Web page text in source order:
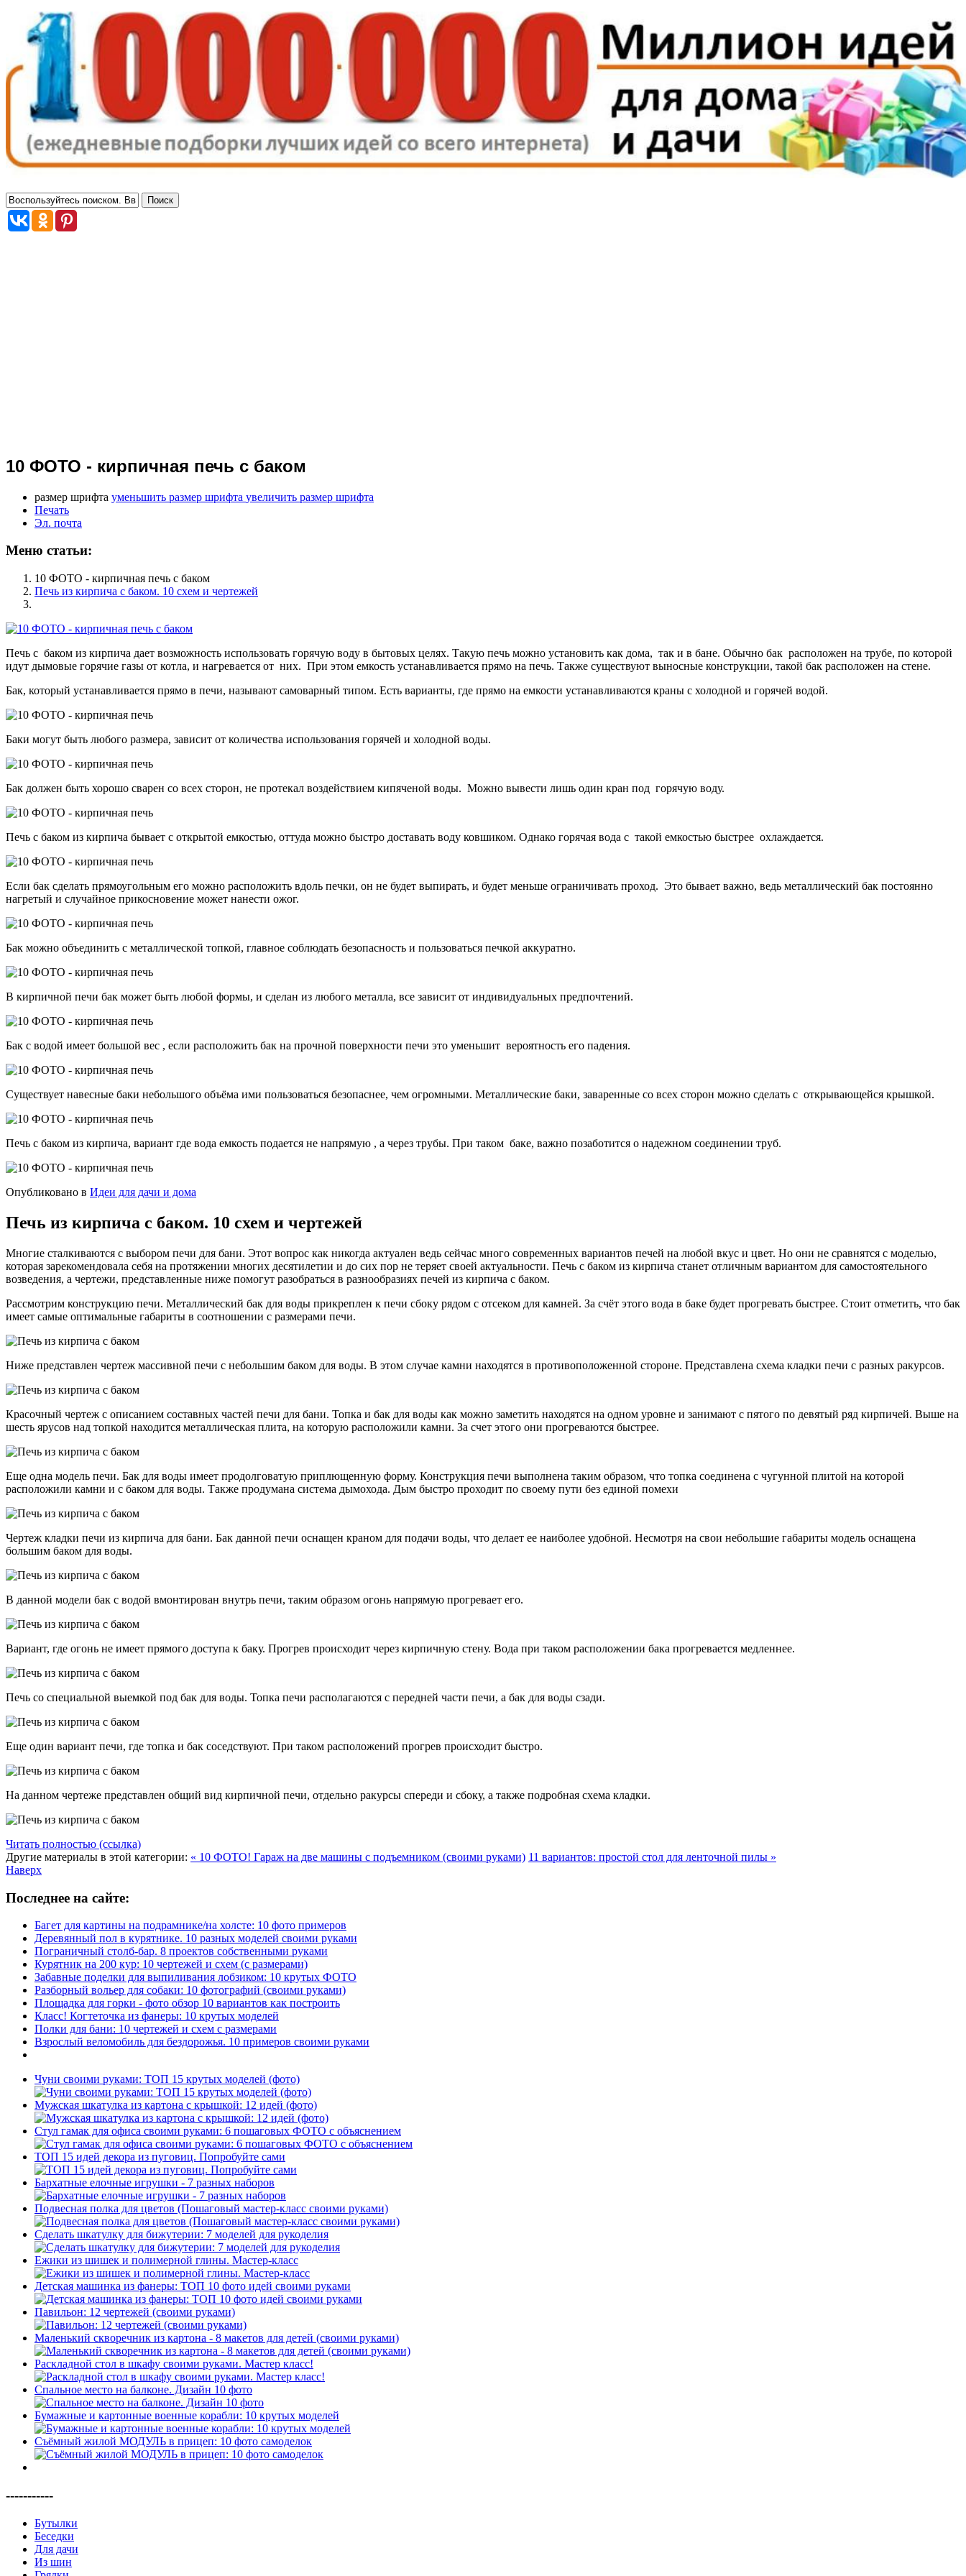
10 ФОТО - кирпичная печь с баком
размер шрифта уменьшить размер шрифта увеличить размер шрифта
Печать
Эл. почта
Меню статьи:
10 ФОТО - кирпичная печь с баком
Печь из кирпича с баком. 10 схем и чертежей
Печь с баком из кирпича дает возможность использовать горячую воду в бытовых целях. Такую печь можно установить как дома, так и в бане. Обычно бак расположен на трубе, по которой
идут дымовые горячие газы от котла, и нагревается от них. При этом емкость устанавливается прямо на печь. Также существуют выносные конструкции, такой бак расположен на стене.
Бак, который устанавливается прямо в печи, называют самоварный типом. Есть варианты, где прямо на емкости устанавливаются краны с холодной и горячей водой.
Баки могут быть любого размера, зависит от количества использования горячей и холодной воды.
Бак должен быть хорошо сварен со всех сторон, не протекал воздействием кипяченой воды. Можно вывести лишь один кран под горячую воду.
Печь с баком из кирпича бывает с открытой емкостью, оттуда можно быстро доставать воду ковшиком. Однако горячая вода с такой емкостью быстрее охлаждается.
Если бак сделать прямоугольным его можно расположить вдоль печки, он не будет выпирать, и будет меньше ограничивать проход. Это бывает важно, ведь металлический бак постоянно
нагретый и случайное прикосновение может нанести ожог.
Бак можно объединить с металлической топкой, главное соблюдать безопасность и пользоваться печкой аккуратно.
В кирпичной печи бак может быть любой формы, и сделан из любого металла, все зависит от индивидуальных предпочтений.
Бак с водой имеет большой вес , если расположить бак на прочной поверхности печи это уменьшит вероятность его падения.
Существует навесные баки небольшого объёма ими пользоваться безопаснее, чем огромными. Металлические баки, заваренные со всех сторон можно сделать с открывающейся крышкой.
Печь с баком из кирпича, вариант где вода емкость подается не напрямую , а через трубы. При таком баке, важно позаботится о надежном соединении труб.
Опубликовано в Идеи для дачи и дома
Печь из кирпича с баком. 10 схем и чертежей
Многие сталкиваются с выбором печи для бани. Этот вопрос как никогда актуален ведь сейчас много современных вариантов печей на любой вкус и цвет. Но они не сравнятся с моделью,
которая зарекомендовала себя на протяжении многих десятилетии и до сих пор не теряет своей актуальности. Печь с баком из кирпича станет отличным вариантом для самостоятельного
возведения, а чертежи, представленные ниже помогут разобраться в разнообразиях печей из кирпича с баком.
Рассмотрим конструкцию печи. Металлический бак для воды прикреплен к печи сбоку рядом с отсеком для камней. За счёт этого вода в баке будет прогревать быстрее. Стоит отметить, что бак
имеет самые оптимальные габариты в соотношении с размерами печи.
Ниже представлен чертеж массивной печи с небольшим баком для воды. В этом случае камни находятся в противоположенной стороне. Представлена схема кладки печи с разных ракурсов.
Красочный чертеж с описанием составных частей печи для бани. Топка и бак для воды как можно заметить находятся на одном уровне и занимают с пятого по девятый ряд кирпичей. Выше на
шесть ярусов над топкой находится металлическая плита, на которую расположили камни. За счет этого они прогреваются быстрее.
Еще одна модель печи. Бак для воды имеет продолговатую приплющенную форму. Конструкция печи выполнена таким образом, что топка соединена с чугунной плитой на которой
расположили камни и с баком для воды. Также продумана система дымохода. Дым быстро проходит по своему пути без единой помехи
Чертеж кладки печи из кирпича для бани. Бак данной печи оснащен краном для подачи воды, что делает ее наиболее удобной. Несмотря на свои небольшие габариты модель оснащена
большим баком для воды.
В данной модели бак с водой вмонтирован внутрь печи, таким образом огонь напрямую прогревает его.
Вариант, где огонь не имеет прямого доступа к баку. Прогрев происходит через кирпичную стену. Вода при таком расположении бака прогревается медленнее.
Печь со специальной выемкой под бак для воды. Топка печи располагаются с передней части печи, а бак для воды сзади.
Еще один вариант печи, где топка и бак соседствуют. При таком расположений прогрев происходит быстро.
На данном чертеже представлен общий вид кирпичной печи, отдельно ракурсы спереди и сбоку, а также подробная схема кладки.
Читать полностью (ссылка)
Другие материалы в этой категории: « 10 ФОТО! Гараж на две машины с подъемником (своими руками) 11 вариантов: простой стол для ленточной пилы »
Наверх
Последнее на сайте:
Багет для картины на подрамнике/на холсте: 10 фото примеров
Деревянный пол в курятнике. 10 разных моделей своими руками
Пограничный столб-бар. 8 проектов собственными руками
Курятник на 200 кур: 10 чертежей и схем (с размерами)
Забавные поделки для выпиливания лобзиком: 10 крутых ФОТО
Разборный вольер для собаки: 10 фотографий (своими руками)
Площадка для горки - фото обзор 10 вариантов как построить
Класс! Когтеточка из фанеры: 10 крутых моделей
Полки для бани: 10 чертежей и схем с размерами
Взрослый веломобиль для бездорожья. 10 примеров своими руками
Чуни своими руками: ТОП 15 крутых моделей (фото)
Мужская шкатулка из картона с крышкой: 12 идей (фото)
Стул гамак для офиса своими руками: 6 пошаговых ФОТО с объяснением
ТОП 15 идей декора из пуговиц. Попробуйте сами
Бархатные елочные игрушки - 7 разных наборов
Подвесная полка для цветов (Пошаговый мастер-класс своими руками)
Сделать шкатулку для бижутерии: 7 моделей для рукоделия
Ежики из шишек и полимерной глины. Мастер-класс
Детская машинка из фанеры: ТОП 10 фото идей своими руками
Павильон: 12 чертежей (своими руками)
Маленький скворечник из картона - 8 макетов для детей (своими руками)
Раскладной стол в шкафу своими руками. Мастер класс!
Спальное место на балконе. Дизайн 10 фото
Бумажные и картонные военные корабли: 10 крутых моделей
Съёмный жилой МОДУЛЬ в прицеп: 10 фото самоделок
-----------
Бутылки
Беседки
Для дачи
Из шин